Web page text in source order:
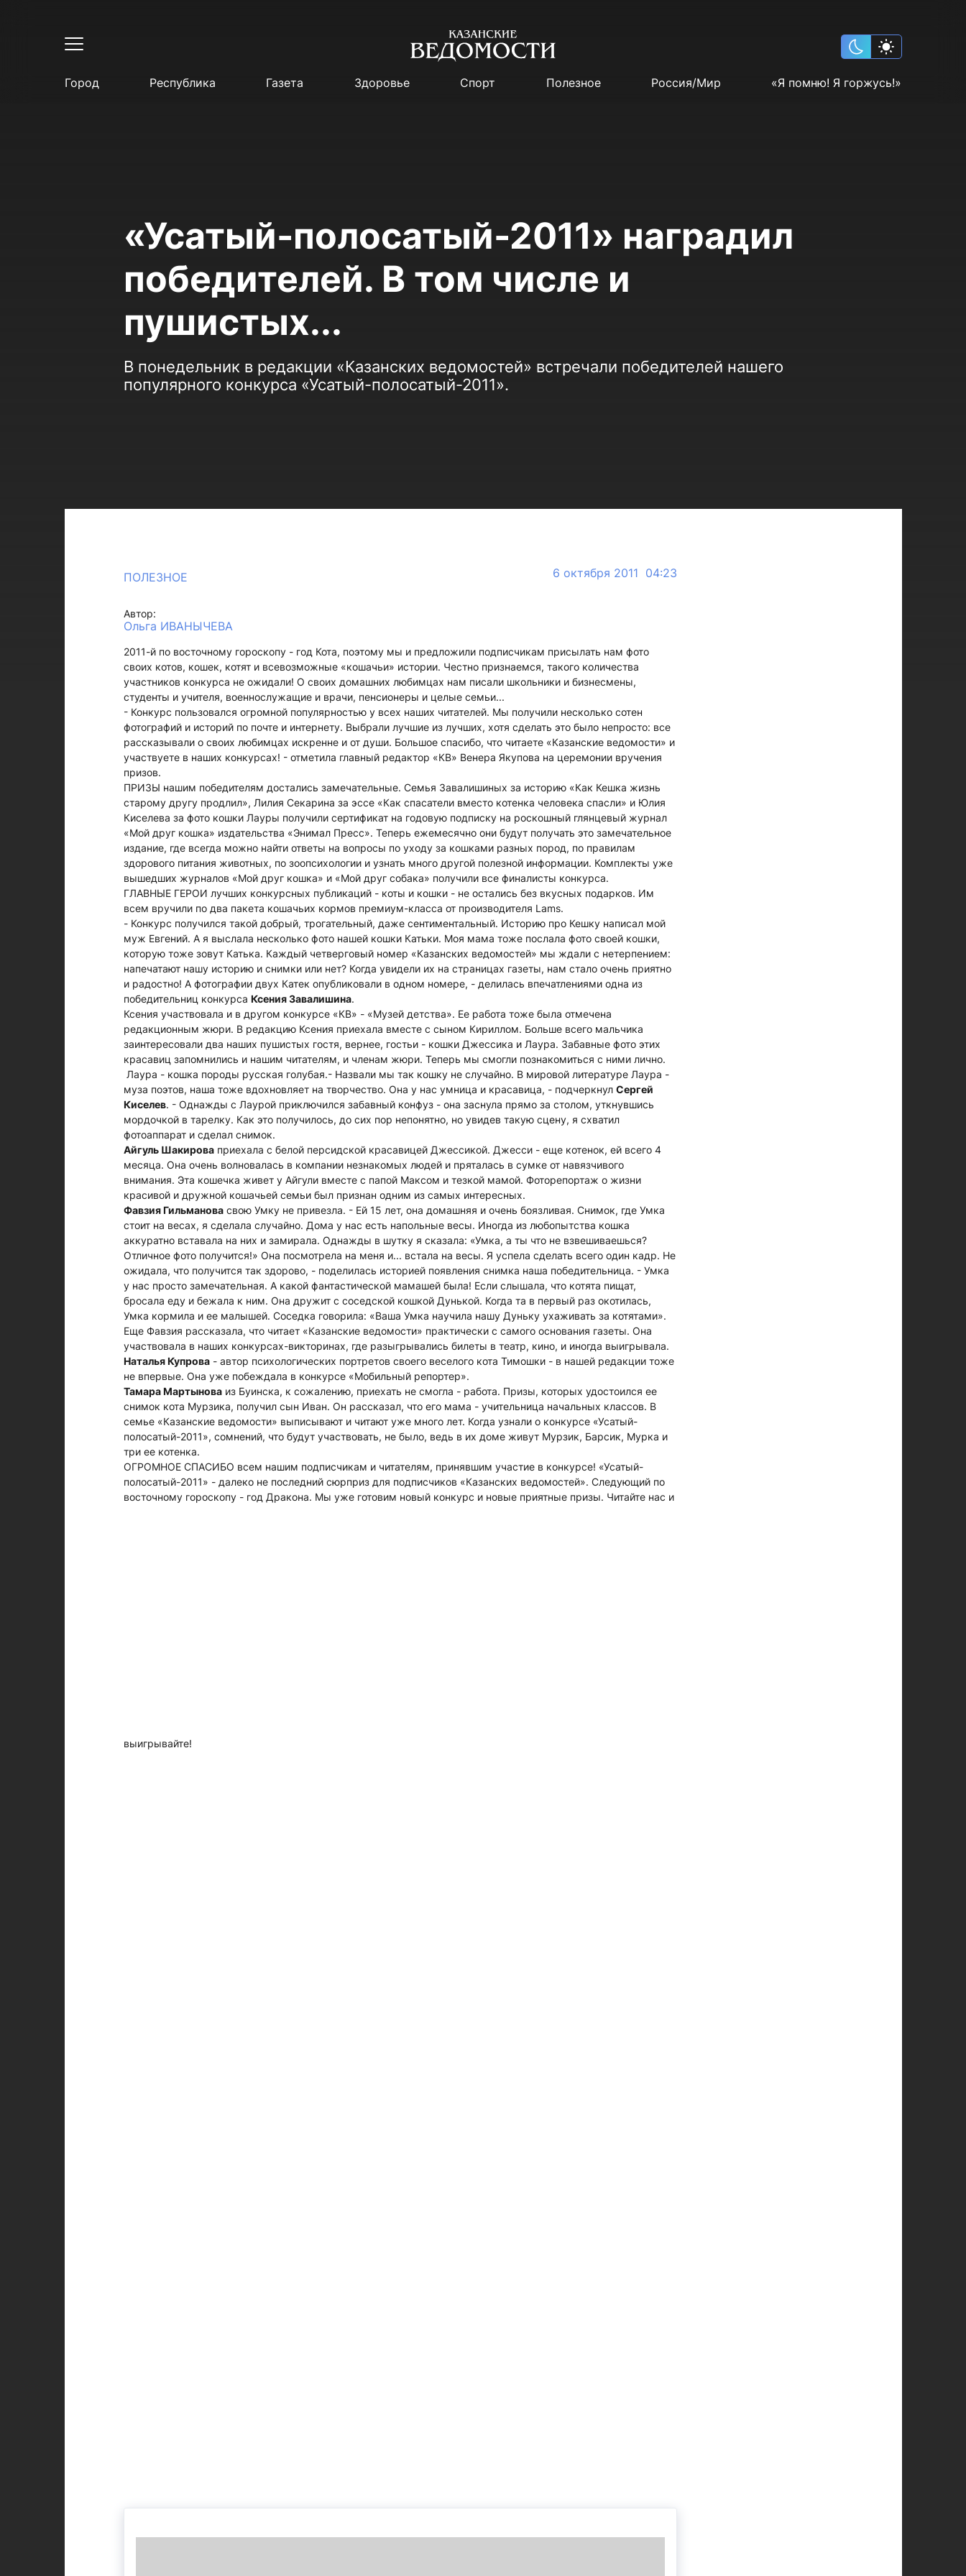
Город Республика Газета Здоровье Спорт Полезное Россия/Мир «Я помню! Я горжусь!»
«Усатый-полосатый-2011» наградил
победителей. В том числе и
пушистых...
В понедельник в редакции «Казанских ведомостей» встречали победителей нашего
популярного конкурса «Усатый-полосатый-2011».
ПОЛЕЗНОЕ 6 октября 2011 04:23
Автор:
Ольга ИВАНЫЧЕВА
2011-й по восточному гороскопу - год Кота, поэтому мы и предложили подписчикам присылать нам фото
своих котов, кошек, котят и всевозможные «кошачьи» истории. Честно признаемся, такого количества
участников конкурса не ожидали! О своих домашних любимцах нам писали школьники и бизнесмены,
студенты и учителя, военнослужащие и врачи, пенсионеры и целые семьи...
- Конкурс пользовался огромной популярностью у всех наших читателей. Мы получили несколько сотен
фотографий и историй по почте и интернету. Выбрали лучшие из лучших, хотя сделать это было непросто: все
рассказывали о своих любимцах искренне и от души. Большое спасибо, что читаете «Казанские ведомости» и
участвуете в наших конкурсах! - отметила главный редактор «КВ» Венера Якупова на церемонии вручения
призов.
ПРИЗЫ нашим победителям достались замечательные. Семья Завалишиных за историю «Как Кешка жизнь
старому другу продлил», Лилия Секарина за эссе «Как спасатели вместо котенка человека спасли» и Юлия
Киселева за фото кошки Лауры получили сертификат на годовую подписку на роскошный глянцевый журнал
«Мой друг кошка» издательства «Энимал Пресс». Теперь ежемесячно они будут получать это замечательное
издание, где всегда можно найти ответы на вопросы по уходу за кошками разных пород, по правилам
здорового питания животных, по зоопсихологии и узнать много другой полезной информации. Комплекты уже
вышедших журналов «Мой друг кошка» и «Мой друг собака» получили все финалисты конкурса.
ГЛАВНЫЕ ГЕРОИ лучших конкурсных публикаций - коты и кошки - не остались без вкусных подарков. Им
всем вручили по два пакета кошачьих кормов премиум-класса от производителя Lams.
- Конкурс получился такой добрый, трогательный, даже сентиментальный. Историю про Кешку написал мой
муж Евгений. А я выслала несколько фото нашей кошки Катьки. Моя мама тоже послала фото своей кошки,
которую тоже зовут Катька. Каждый четверговый номер «Казанских ведомостей» мы ждали с нетерпением:
напечатают нашу историю и снимки или нет? Когда увидели их на страницах газеты, нам стало очень приятно
и радостно! А фотографии двух Катек опубликовали в одном номере, - делилась впечатлениями одна из
победительниц конкурса Ксения Завалишина.
Ксения участвовала и в другом конкурсе «КВ» - «Музей детства». Ее работа тоже была отмечена
редакционным жюри. В редакцию Ксения приехала вместе с сыном Кириллом. Больше всего мальчика
заинтересовали два наших пушистых гостя, вернее, гостьи - кошки Джессика и Лаура. Забавные фото этих
красавиц запомнились и нашим читателям, и членам жюри. Теперь мы смогли познакомиться с ними лично.
Лаура - кошка породы русская голубая.- Назвали мы так кошку не случайно. В мировой литературе Лаура -
муза поэтов, наша тоже вдохновляет на творчество. Она у нас умница и красавица, - подчеркнул Сергей
Киселев. - Однажды с Лаурой приключился забавный конфуз - она заснула прямо за столом, уткнувшись
мордочкой в тарелку. Как это получилось, до сих пор непонятно, но увидев такую сцену, я схватил
фотоаппарат и сделал снимок.
Айгуль Шакироваприехала с белой персидской красавицей Джессикой. Джесси - еще котенок, ей всего 4
месяца. Она очень волновалась в компании незнакомых людей и пряталась в сумке от навязчивого
внимания. Эта кошечка живет у Айгули вместе с папой Максом и тезкой мамой. Фоторепортаж о жизни
красивой и дружной кошачьей семьи был признан одним из самых интересных.
Фавзия Гильмановасвою Умку не привезла. - Ей 15 лет, она домашняя и очень боязливая. Снимок, где Умка
стоит на весах, я сделала случайно. Дома у нас есть напольные весы. Иногда из любопытства кошка
аккуратно вставала на них и замирала. Однажды в шутку я сказала: «Умка, а ты что не взвешиваешься?
Отличное фото получится!» Она посмотрела на меня и... встала на весы. Я успела сделать всего один кадр. Не
ожидала, что получится так здорово, - поделилась историей появления снимка наша победительница. - Умка
у нас просто замечательная. А какой фантастической мамашей была! Если слышала, что котята пищат,
бросала еду и бежала к ним. Она дружит с соседской кошкой Дунькой. Когда та в первый раз окотилась,
Умка кормила и ее малышей. Соседка говорила: «Ваша Умка научила нашу Дуньку ухаживать за котятами».
Еще Фавзия рассказала, что читает «Казанские ведомости» практически с самого основания газеты. Она
участвовала в наших конкурсах-викторинах, где разыгрывались билеты в театр, кино, и иногда выигрывала.
Наталья Купрова- автор психологических портретов своего веселого кота Тимошки - в нашей редакции тоже
не впервые. Она уже побеждала в конкурсе «Мобильный репортер».
Тамара Мартыноваиз Буинска, к сожалению, приехать не смогла - работа. Призы, которых удостоился ее
снимок кота Мурзика, получил сын Иван. Он рассказал, что его мама - учительница начальных классов. В
семье «Казанские ведомости» выписывают и читают уже много лет. Когда узнали о конкурсе «Усатый-
полосатый-2011», сомнений, что будут участвовать, не было, ведь в их доме живут Мурзик, Барсик, Мурка и
три ее котенка.
ОГРОМНОЕ СПАСИБО всем нашим подписчикам и читателям, принявшим участие в конкурсе! «Усатый-
полосатый-2011» - далеко не последний сюрприз для подписчиков «Казанских ведомостей». Следующий по
восточному гороскопу - год Дракона. Мы уже готовим новый конкурс и новые приятные призы. Читайте нас и
выигрывайте!